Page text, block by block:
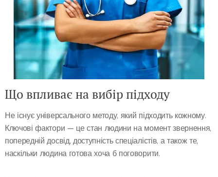
Що впливає на вибір підходу
Не існує універсального методу, який підходить кожному.
Ключові фактори — це стан людини на момент звернення,
попередній досвід, доступність спеціалістів, а також те,
наскільки людина готова хоча б поговорити.